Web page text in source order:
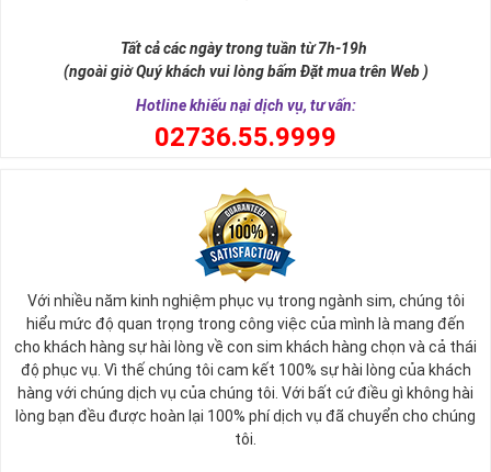
hồng mao. Bởi đây là con số đẹp nhất, quyền quý nhất trong tất cả
các số còn lại nó đại diện cho quyền lực, sức mạnh, sự kiêu hãnh
Sim Lục Quý 9 có ý nghĩa gì?
Tất cả các ngày trong tuần từ 7h-19h
(ngoài giờ Quý khách vui lòng bấm Đặt mua trên Web )
Hotline khiếu nại dịch vụ, tư vấn:
02736.55.9999
Với nhiều năm kinh nghiệm phục vụ trong ngành sim, chúng tôi
hiểu mức độ quan trọng trong công việc của mình là mang đến
cho khách hàng sự hài lòng về con sim khách hàng chọn và cả thái
độ phục vụ. Vì thế chúng tôi cam kết 100% sự hài lòng của khách
hàng với chúng dịch vụ của chúng tôi. Với bất cứ điều gì không hài
lòng bạn đều được hoàn lại 100% phí dịch vụ đã chuyển cho chúng
tôi.